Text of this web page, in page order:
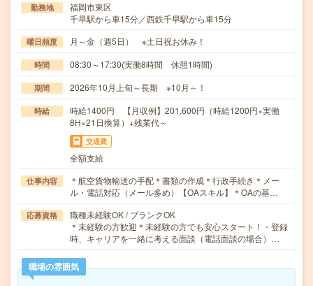
勤務地
福岡市東区
千早駅から車15分／西鉄千早駅から車15分
曜日頻度 月～金（週5日） ※土日祝お休み！
時間 08:30～17:30(実働8時間 休憩1時間)
期間 2026年10月上旬～長期 ※10月～！
時給
時給1400円 【月収例】201,600円（時給1200円×実働
8H×21日換算）+残業代～
交通費
全額支給
仕事内容
＊航空貨物輸送の手配＊書類の作成＊行政手続き＊メー
ル・電話対応（メール多め）【OAスキル】＊OAの基…
応募資格
職種未経験OK / ブランクOK
＊未経験の方歓迎＊未経験の方でも安心スタート！・登録
時、キャリアを一緒に考える面談（電話面談の場合）…
職場の雰囲気